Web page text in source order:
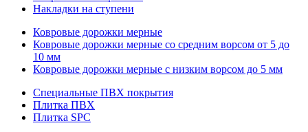
Накладки на ступени
Ковровые дорожки мерные
Ковровые дорожки мерные со средним ворсом от 5 до
10 мм
Ковровые дорожки мерные с низким ворсом до 5 мм
Специальные ПВХ покрытия
Плитка ПВХ
Плитка SPC